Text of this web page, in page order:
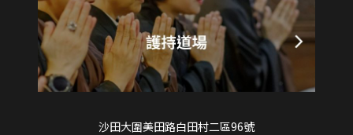
沙田大圍美田路白田村二區96號